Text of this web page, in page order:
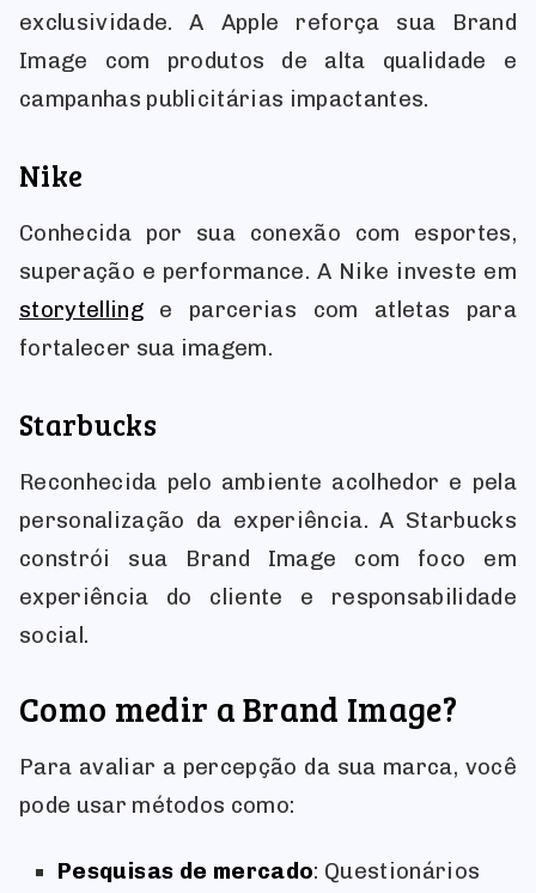
exclusividade. A Apple reforça sua Brand
Image com produtos de alta qualidade e
campanhas publicitárias impactantes.
Nike
Conhecida por sua conexão com esportes,
superação e performance. A Nike investe em
storytellinge parcerias com atletas para
fortalecer sua imagem.
Starbucks
Reconhecida pelo ambiente acolhedor e pela
personalização da experiência. A Starbucks
constrói sua Brand Image com foco em
experiência do cliente e responsabilidade
social.
Como medir a Brand Image?
Para avaliar a percepção da sua marca, você
pode usar métodos como:
Pesquisas de mercado: Questionários